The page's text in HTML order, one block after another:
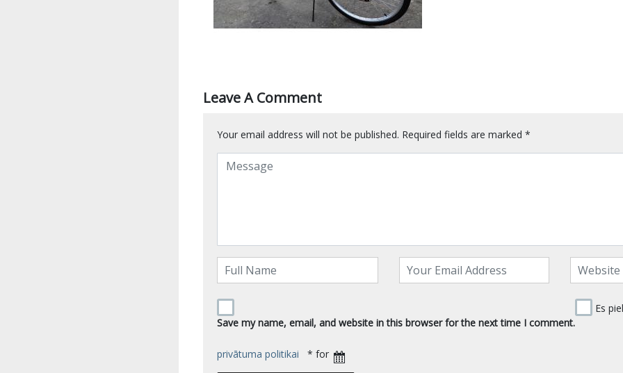
Leave A Comment
Your email address will not be published. Required fields are marked *
Save my name, email, and website in this browser for the next time I comment.
Es
privātuma politikai * for